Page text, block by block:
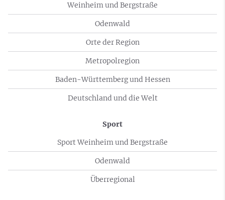
Weinheim und Bergstraße
Odenwald
Orte der Region
Metropolregion
Baden-Württemberg und Hessen
Deutschland und die Welt
Sport
Sport Weinheim und Bergstraße
Odenwald
Überregional